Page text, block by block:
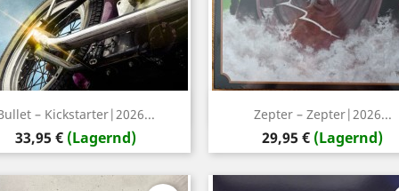
– Kickstarter|2026...
Preis
33,95 € (Lagernd)
Vorschau Zepter ‎– Zepter|2026...
Preis
29,95 € (Lagernd)
 Vorschau